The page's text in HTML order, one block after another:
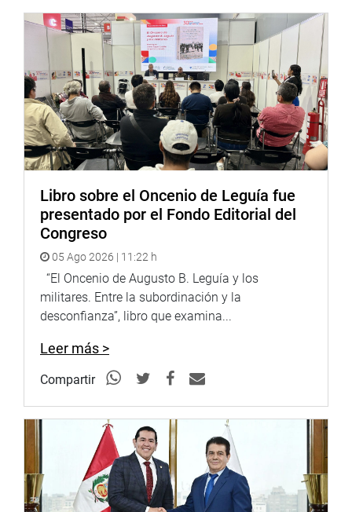
Libro sobre el Oncenio de Leguía fue
presentado por el Fondo Editorial del
Congreso
05 Ago 2026 | 11:22 h
“El Oncenio de Augusto B. Leguía y los
militares. Entre la subordinación y la
desconfianza”, libro que examina...
Leer más >
Compartir